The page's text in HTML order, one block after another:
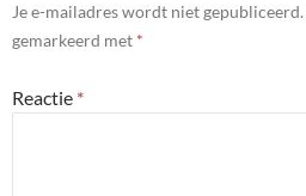
Je e-mailadres wordt niet gepubliceerd.
gemarkeerd met *
Reactie *